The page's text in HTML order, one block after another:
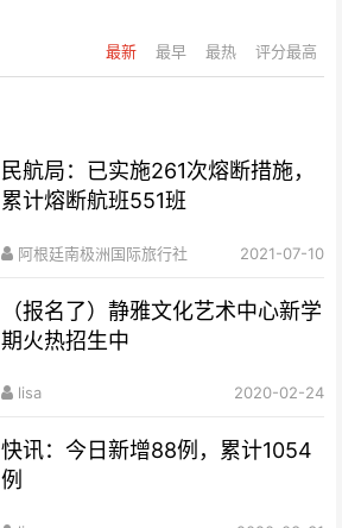
最新 最早 最热 评分最高
民航局：已实施261次熔断措施，
累计熔断航班551班
阿根廷南极洲国际旅行社 2021-07-10
（报名了）静雅文化艺术中心新学
期火热招生中
lisa 2020-02-24
快讯：今日新增88例，累计1054
例